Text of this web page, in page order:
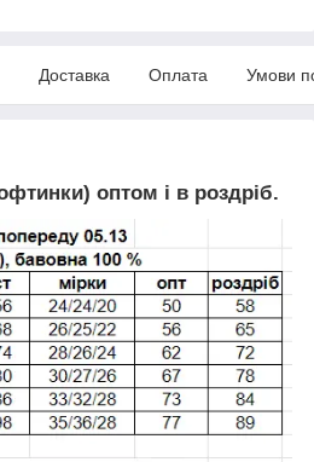
Доставка Оплата Умови
оптом і в роздріб.